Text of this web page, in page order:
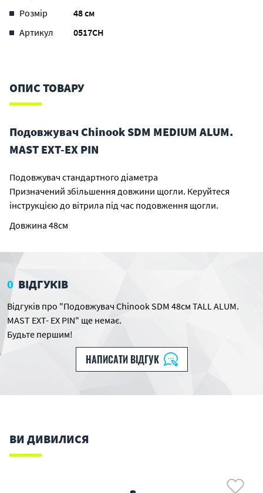
Розмір
48 см
Артикул
0517CH
ОПИС ТОВАРУ
Подовжувач Chinook SDM MEDIUM ALUM.
MAST EXT-EX PIN
Подовжувач стандартного діаметра
Призначений збільшення довжини щогли. Керуйтеся
інструкцією до вітрила під час подовження щогли.
Довжина 48см
0 ВІДГУКІВ
Відгуків про "Подовжувач Chinook SDM 48см TALL ALUM.
MAST EXT- EX PIN" ще немає.
Будьте першим!
НАПИСАТИ ВІДГУК
ВИ ДИВИЛИСЯ